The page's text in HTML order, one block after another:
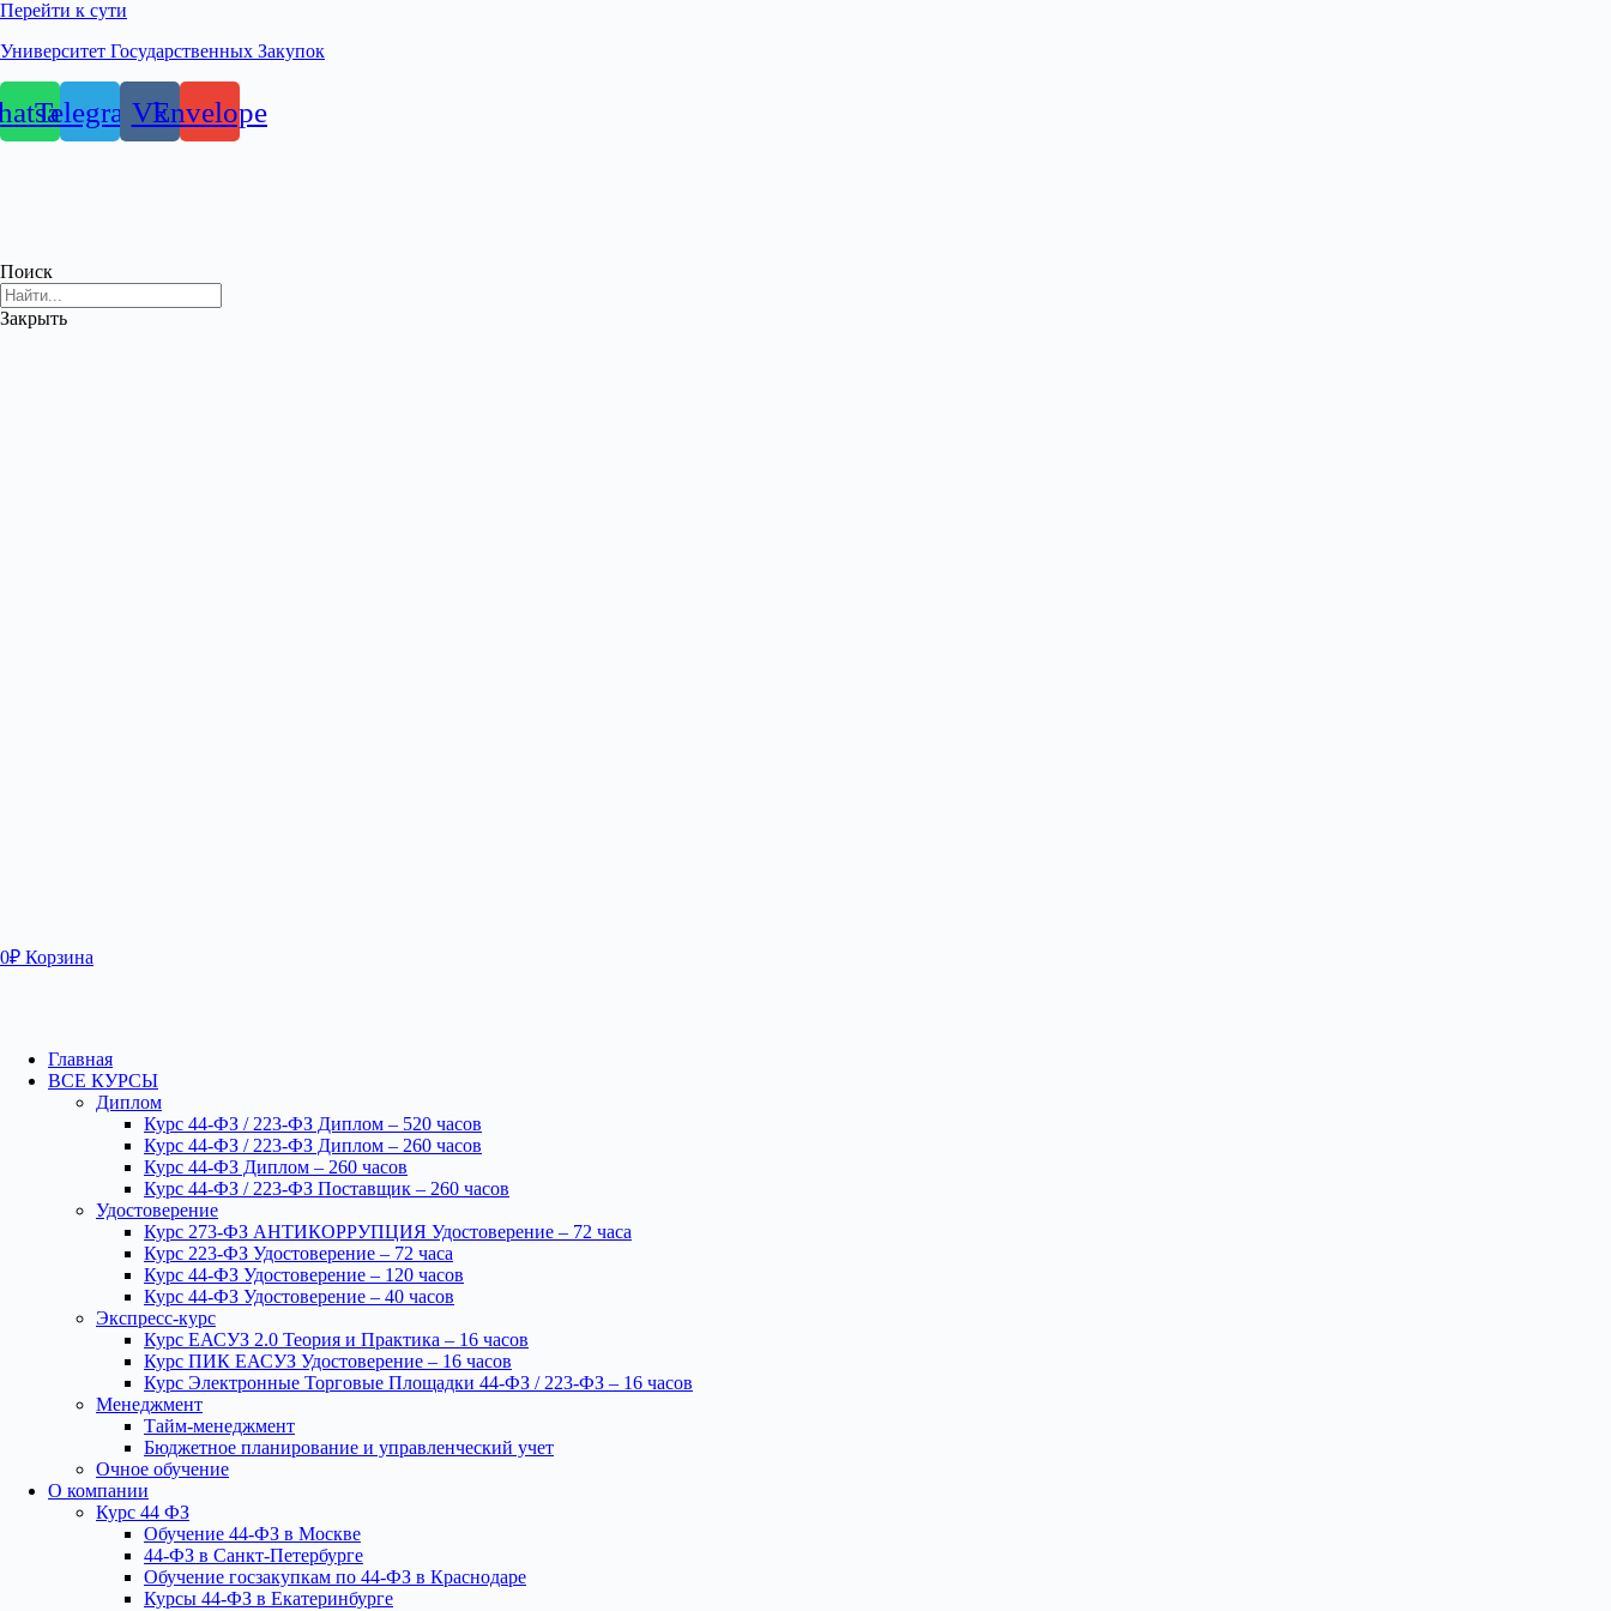
Перейти к сути
Университет Государственных Закупок
TelegramVkEnvelope
Поиск
Закрыть
0₽ Корзина
Главная
ВСЕ КУРСЫ
Диплом
Курс 44-ФЗ / 223-ФЗ Диплом – 520 часов
Курс 44-ФЗ / 223-ФЗ Диплом – 260 часов
Курс 44-ФЗ Диплом – 260 часов
Курс 44-ФЗ / 223-ФЗ Поставщик – 260 часов
Удостоверение
Курс 273-ФЗ АНТИКОРРУПЦИЯ Удостоверение – 72 часа
Курс 223-ФЗ Удостоверение – 72 часа
Курс 44-ФЗ Удостоверение – 120 часов
Курс 44-ФЗ Удостоверение – 40 часов
Экспресс-курс
Курс ЕАСУЗ 2.0 Теория и Практика – 16 часов
Курс ПИК ЕАСУЗ Удостоверение – 16 часов
Курс Электронные Торговые Площадки 44-ФЗ / 223-ФЗ – 16 часов
Менеджмент
Тайм-менеджмент
Бюджетное планирование и управленческий учет
Очное обучение
О компании
Курс 44 ФЗ
Обучение 44-ФЗ в Москве
44-ФЗ в Санкт-Петербурге
Обучение госзакупкам по 44-ФЗ в Краснодаре
Курсы 44-ФЗ в Екатеринбурге